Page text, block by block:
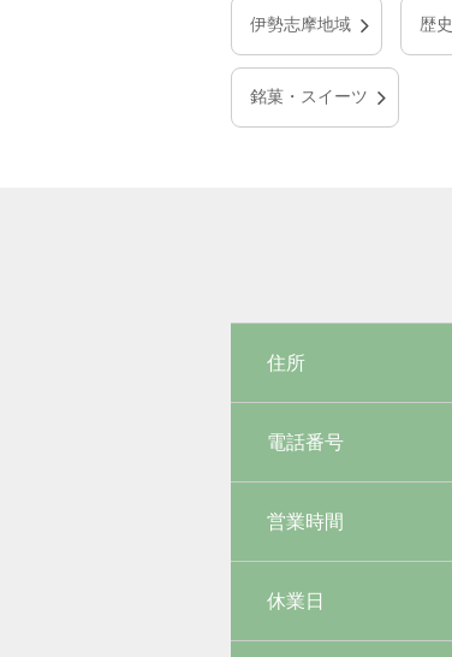
伊勢志摩地域 歴
銘菓・スイーツ
住所
電話番号
営業時間
休業日